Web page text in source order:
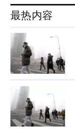
最热内容